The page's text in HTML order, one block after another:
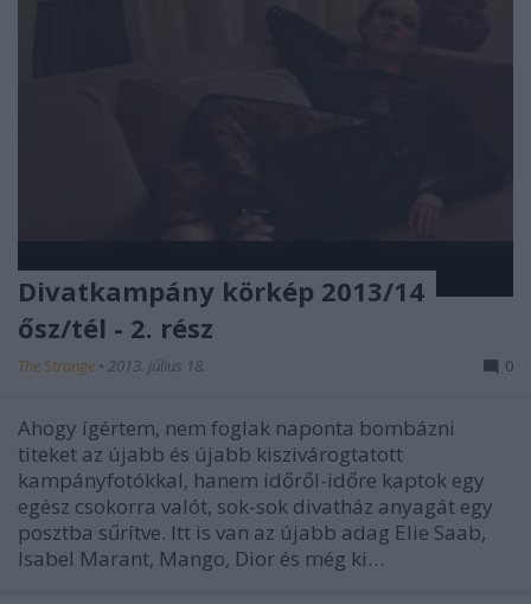
Divatkampány körkép 2013/14
ősz/tél - 2. rész
The Strange • 2013. július 18. 0
Ahogy ígértem, nem foglak naponta bombázni
titeket az újabb és újabb kiszivárogtatott
kampányfotókkal, hanem időről-időre kaptok egy
egész csokorra valót, sok-sok divatház anyagát egy
posztba sűrítve. Itt is van az újabb adag Elie Saab,
Isabel Marant, Mango, Dior és még ki…